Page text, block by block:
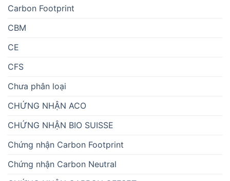
Carbon Footprint
CBM
CE
CFS
Chưa phân loại
CHỨNG NHẬN ACO
CHỨNG NHẬN BIO SUISSE
Chứng nhận Carbon Footprint
Chứng nhận Carbon Neutral